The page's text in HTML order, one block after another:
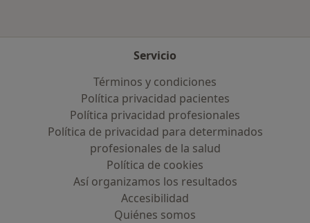
Servicio
Términos y condiciones
Política privacidad pacientes
Política privacidad profesionales
Política de privacidad para determinados
profesionales de la salud
Política de cookies
Así organizamos los resultados
Accesibilidad
Quiénes somos